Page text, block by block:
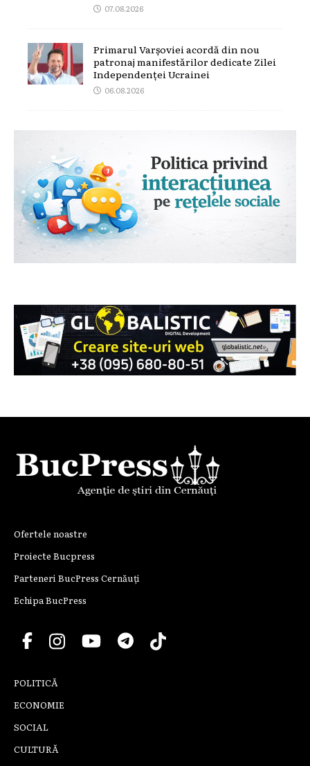
07.08.2026
Primarul Varșoviei acordă din nou
patronaj manifestărilor dedicate Zilei
Independenței Ucrainei
06.08.2026
Ofertele noastre
Proiecte Bucpress
Parteneri BucPress Cernăuți
Echipa BucPress
POLITICĂ
ECONOMIE
SOCIAL
CULTURĂ